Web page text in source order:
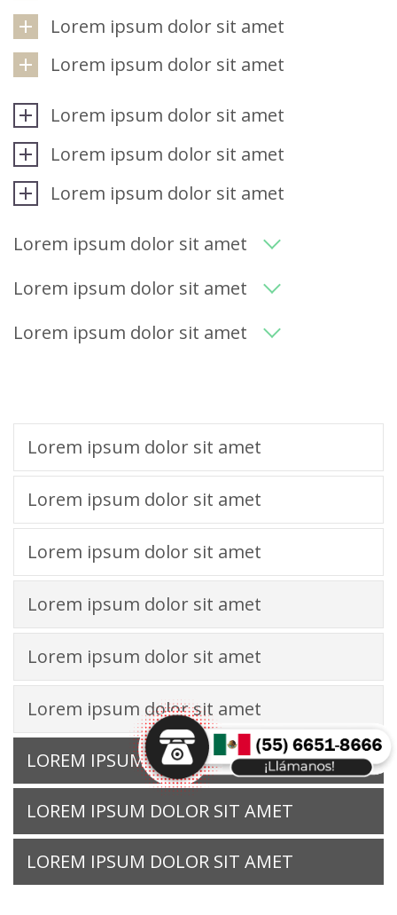
Lorem ipsum dolor sit amet
Lorem ipsum dolor sit amet
Lorem ipsum dolor sit amet
Lorem ipsum dolor sit amet
Lorem ipsum dolor sit amet
Lorem ipsum dolor sit amet
Lorem ipsum dolor sit amet
Lorem ipsum dolor sit amet
Lorem ipsum dolor sit amet
Lorem ipsum dolor sit amet
Lorem ipsum dolor sit amet
Lorem ipsum dolor sit amet
Lorem ipsum dolor sit amet
Lorem ipsum dolor sit amet
LOREM IPSUM DOLOR SIT AMET
LOREM IPSUM DOLOR SIT AMET
LOREM IPSUM DOLOR SIT AMET